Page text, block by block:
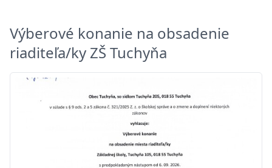
Výberové konanie na obsadenie
riaditeľa/ky ZŠ Tuchyňa